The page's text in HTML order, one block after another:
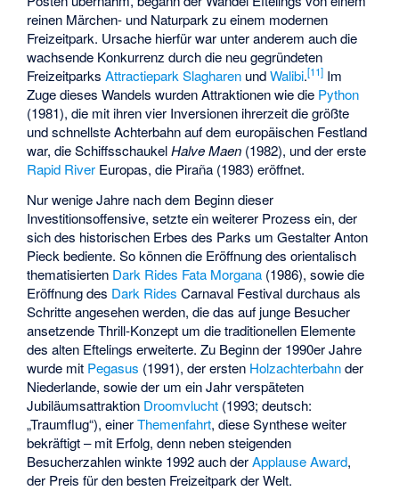
reinen Märchen- und Naturpark zu einem modernen
Freizeitpark. Ursache hierfür war unter anderem auch die
wachsende Konkurrenz durch die neu gegründeten
FreizeitparksAttractiepark Slagharen undWalibi.[11] Im
Zuge dieses Wandels wurden Attraktionen wie die Python
(1981), die mit ihren vier Inversionen ihrerzeit die größte
und schnellste Achterbahn auf dem europäischen Festland
war, die SchiffsschaukelHalve Maen (1982), und der erste
Rapid River Europas, die Piraña (1983) eröffnet.
Nur wenige Jahre nach dem Beginn dieser
Investitionsoffensive, setzte ein weiterer Prozess ein, der
sich des historischen Erbes des Parks um Gestalter Anton
Pieck bediente. So können die Eröffnung des orientalisch
thematisierten Dark Rides Fata Morgana (1986), sowie die
Eröffnung des Dark Rides Carnaval Festivaldurchaus als
Schritte angesehen werden, die das auf junge Besucher
ansetzende Thrill-Konzept um die traditionellen Elemente
des alten Eftelings erweiterte. Zu Beginn der 1990er Jahre
wurde mit Pegasus (1991), der ersten Holzachterbahnder
Niederlande, sowie der um ein Jahr verspäteten
Jubiläumsattraktion Droomvlucht (1993; deutsch:
„Traumflug“), einerThemenfahrt, diese Synthese weiter
bekräftigt – mit Erfolg, denn neben steigenden
Besucherzahlen winkte 1992 auch derApplause Award,
der Preis für den besten Freizeitpark der Welt.